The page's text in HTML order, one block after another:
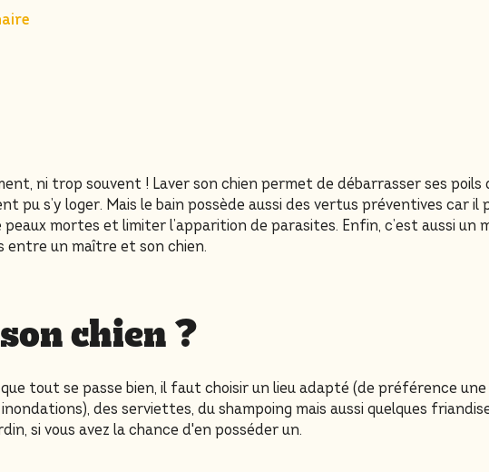
ni trop souvent ! Laver son chien permet de débarrasser ses poils
pu s’y loger. Mais le bain possède aussi des vertus préventives car il
mortes et limiter l’apparition de parasites. Enfin, c’est aussi un
entre un maître et son chien.
chien ?
que tout se passe bien, il faut choisir un lieu adapté (de préférence
des serviettes, du shampoing mais aussi quelques
si vous avez la chance d'en posséder un.